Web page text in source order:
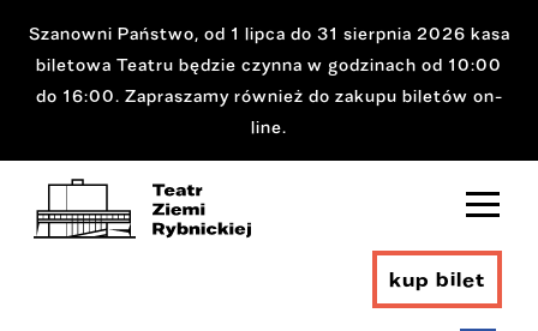
Szanowni Państwo, od 1 lipca do 31 sierpnia 2026 kasa
biletowa Teatru będzie czynna w godzinach od 10:00
do 16:00. Zapraszamy również do zakupu biletów on-
line.
kup bilet